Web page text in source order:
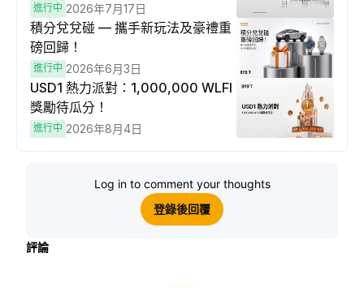
進行中 2026年7月17日
積分兌兌碰 — 攜手新玩法及豪禮重
磅回歸！
進行中 2026年6月3日
USD1 熱力派對：1,000,000 WLFI
獎勵待瓜分！
進行中 2026年8月4日
Log in to comment your thoughts
登錄後回覆
評論